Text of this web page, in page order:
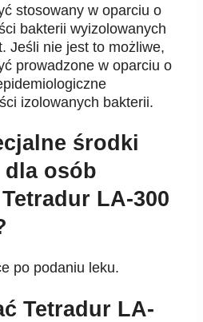
stosowany w oparciu o
bakterii wyizolowanych
Jeśli nie jest to możliwe,
prowadzone w oparciu o
izolowanych bakterii.
środki
osób
LA-300
po podaniu leku.
Tetradur LA-